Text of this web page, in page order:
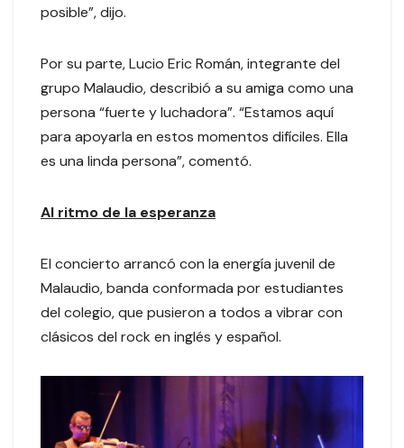
posible”, dijo.
Por su parte, Lucio Eric Román, integrante del
grupo Malaudio, describió a su amiga como una
persona “fuerte y luchadora”. “Estamos aquí
para apoyarla en estos momentos difíciles. Ella
es una linda persona”, comentó.
Al ritmo de la esperanza
El concierto arrancó con la energía juvenil de
Malaudio, banda conformada por estudiantes
del colegio, que pusieron a todos a vibrar con
clásicos del rock en inglés y español.